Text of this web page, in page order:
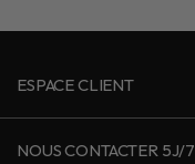
ESPACE CLIENT
NOUS CONTACTER 5J/7